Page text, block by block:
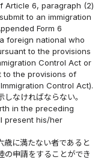
Article 6, paragraph (2)
to an immigration
Form 6
foreign national who
to the provisions
Control Act or
to the provisions of
Control Act).
なければならない。
in the preceding
present his/her
歳に満たない者であると
の申請をすることができ